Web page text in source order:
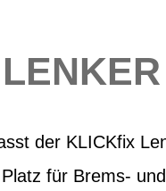
der KLICKfix
für Brems-